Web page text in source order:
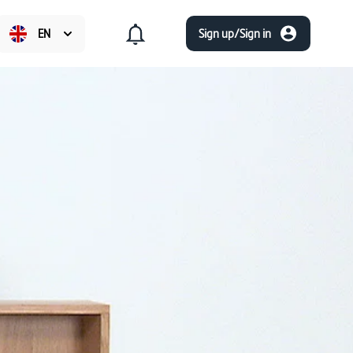
EN Sign up/Sign in